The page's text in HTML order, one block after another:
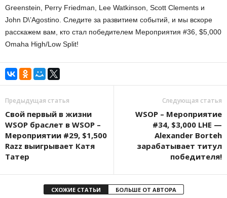
Greenstein, Perry Friedman, Lee Watkinson, Scott Clements и
John D\’Agostino. Следите за развитием событий, и мы вскоре
расскажем вам, кто стал победителем Мероприятия #36, $5,000
Omaha High/Low Split!
Предыдущая статья
Свой первый в жизни
WSOP браслет в WSOP –
Мероприятии #29, $1,500
Razz выигрывает Катя
Татер
Следующая статья
WSOP – Мероприятие
#34, $3,000 LHE —
Alexander Borteh
зарабатывает титул
победителя!
СХОЖИЕ СТАТЬИ БОЛЬШЕ ОТ АВТОРА